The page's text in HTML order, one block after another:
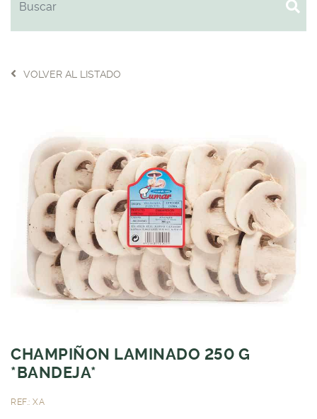
VOLVER AL LISTADO
CHAMPIÑON LAMINADO 250 G
*BANDEJA*
REF.: XA